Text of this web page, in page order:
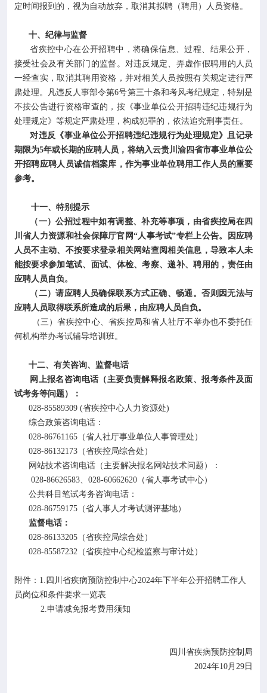
定时间报到的，视为自动放弃，取消其拟聘（聘用）人员资格。
十、纪律与监督
省疾控中心在公开招聘中，将确保信息、过程、结果公开，
接受社会及有关部门的监督。对违反规定、弄虚作假聘用的人员
一经查实，取消其聘用资格，并对相关人员按照有关规定进行严
肃处理。凡违反人事部令第6号第三十条和考风考纪规定，特别是
不按公告进行资格审查的，按《事业单位公开招聘违纪违规行为
处理规定》等规定严肃处理，构成犯罪的，依法追究刑事责任。
对违反《事业单位公开招聘违纪违规行为处理规定》且记录
期限为5年或长期的应聘人员，将纳入云贵川渝四省市事业单位公
开招聘应聘人员诚信档案库，作为事业单位聘用工作人员的重要
参考。
十一、特别提示
（一）公招过程中如有调整、补充等事项，由省疾控局在四
川省人力资源和社会保障厅官网“人事考试”专栏上公告。因应聘
人员不主动、不按要求登录相关网站查阅相关信息，导致本人未
能按要求参加笔试、面试、体检、考察、递补、聘用的，责任由
应聘人员自负。
（二）请应聘人员确保联系方式正确、畅通。否则因无法与
应聘人员取得联系所造成的后果，由应聘人员自负。
（三）省疾控中心、省疾控局和省人社厅不举办也不委托任
何机构举办考试辅导培训班。
十二、有关咨询、监督电话
网上报名咨询电话（主要负责解释报名政策、报考条件及面
试考务等问题）：
028-85589309 (省疾控中心人力资源处)
综合政策咨询电话：
028-86761165（省人社厅事业单位人事管理处）
028-86132173（省疾控局综合处）
网站技术咨询电话（主要解决报名网站技术问题）：
028-86626583、028-60662620（省人事考试中心）
公共科目笔试考务咨询电话：
028-86759175（省人事人才考试测评基地）
监督电话：
028-86133205（省疾控局综合处）
028-85587232（省疾控中心纪检监察与审计处）
附件： 1.四川省疾病预防控制中心2024年下半年公开招聘工作人
员岗位和条件要求一览表
2.申请减免报考费用须知
四川省疾病预防控制局
2024年10月29日